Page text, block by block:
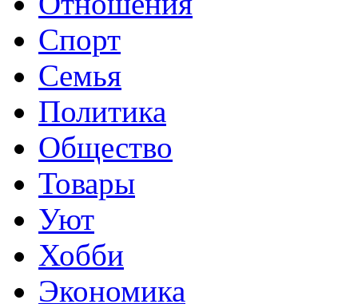
Спорт
Семья
Политика
Общество
Товары
Уют
Хобби
Экономика